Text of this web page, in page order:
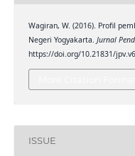
Wagiran, W. (2016). Profil
Negeri Yogyakarta. Jurnal
https://doi.org/10.21831/
ISSUE